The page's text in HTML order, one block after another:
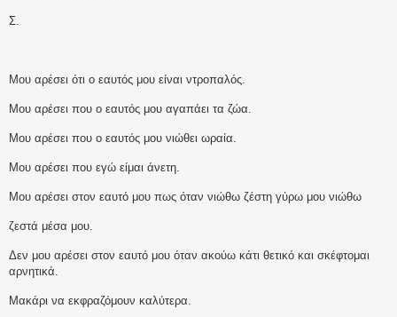
Σ.
Μου αρέσει ότι ο εαυτός μου είναι ντροπαλός.
Μου αρέσει που ο εαυτός μου αγαπάει τα ζώα.
Μου αρέσει που ο εαυτός μου νιώθει ωραία.
Μου αρέσει που εγώ είμαι άνετη.
Μου αρέσει στον εαυτό μου πως όταν νιώθω ζέστη γύρω μου νιώθω
ζεστά μέσα μου.
Δεν μου αρέσει στον εαυτό μου όταν ακούω κάτι θετικό και σκέφτομαι
αρνητικά.
Μακάρι να εκφραζόμουν καλύτερα.